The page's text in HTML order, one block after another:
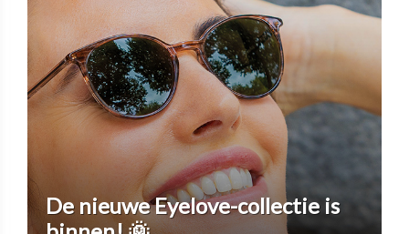
De nieuwe Eyelove-collectie is